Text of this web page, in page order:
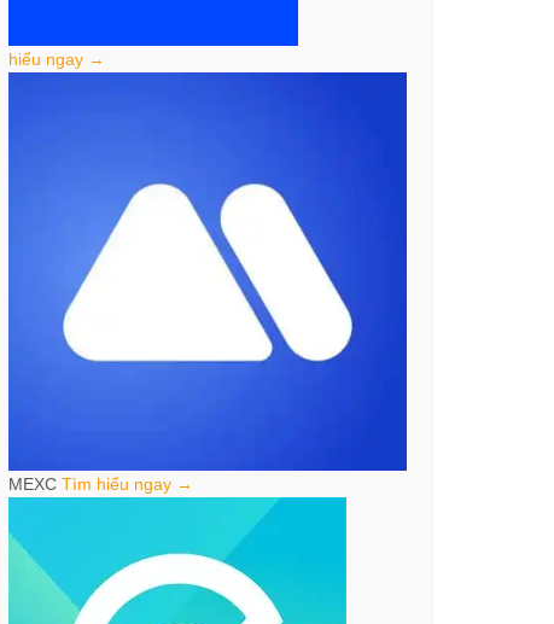
hiểu ngay →
MEXC Tìm hiểu ngay →